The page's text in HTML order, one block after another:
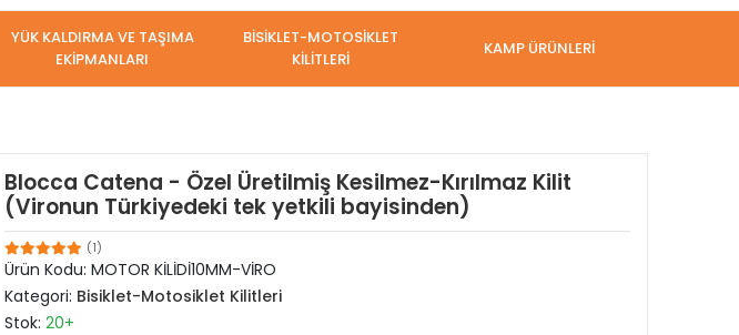
YÜK KALDIRMA VE TAŞIMA
EKİPMANLARI
BİSİKLET-MOTOSİKLET
KİLİTLERİ
KAMP ÜRÜNLERİ
Blocca Catena - Özel Üretilmiş Kesilmez-Kırılmaz Kilit
(Vironun Türkiyedeki tek yetkili bayisinden)
(1)
Ürün Kodu: MOTOR KİLİDİ10MM-VİRO
Kategori: Bisiklet-Motosiklet Kilitleri
Stok: 20+